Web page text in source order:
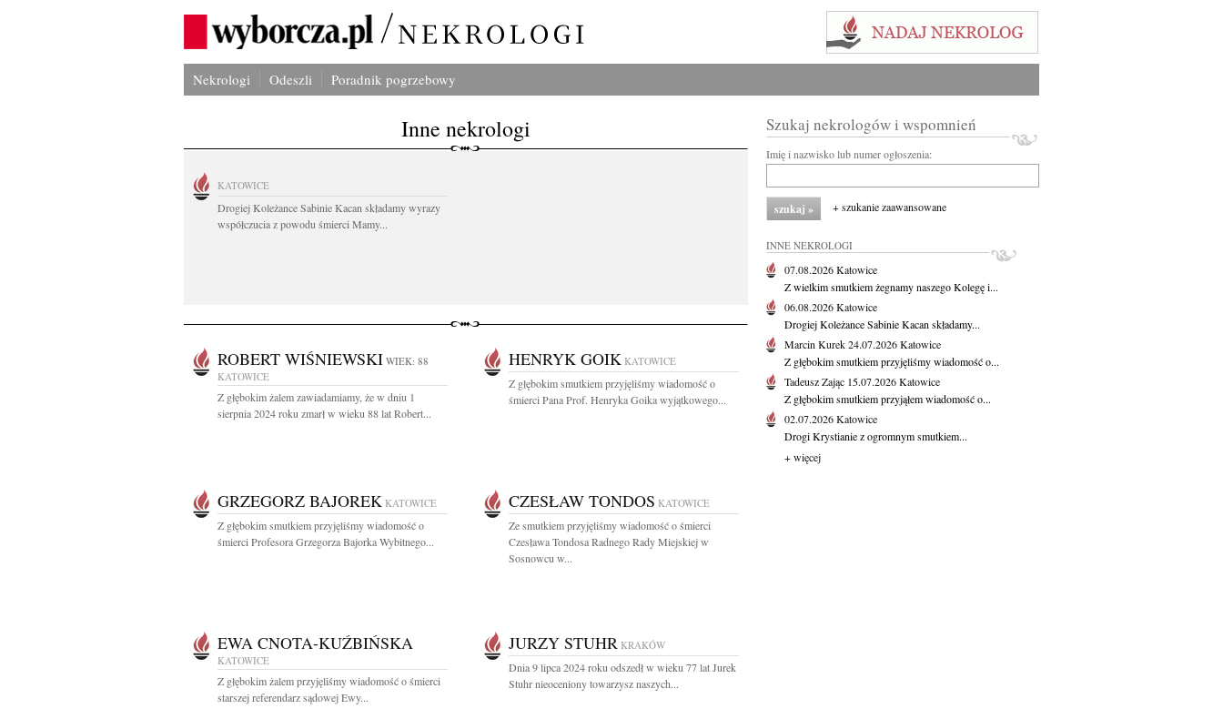
Nekrologi Odeszli Poradnik pogrzebowy
Inne nekrologi
KATOWICE
Drogiej Koleżance Sabinie Kacan składamy wyrazy
współczucia z powodu śmierci Mamy...
ROBERT WIŚNIEWSKI WIEK: 88
KATOWICE
Z głębokim żalem zawiadamiamy, że w dniu 1
sierpnia 2024 roku zmarł w wieku 88 lat Robert...
HENRYK GOIK KATOWICE
Z głębokim smutkiem przyjęliśmy wiadomość o
śmierci Pana Prof. Henryka Goika wyjątkowego...
GRZEGORZ BAJOREK KATOWICE
Z głębokim smutkiem przyjęliśmy wiadomość o
śmierci Profesora Grzegorza Bajorka Wybitnego...
CZESŁAW TONDOS KATOWICE
Ze smutkiem przyjęliśmy wiadomość o śmierci
Czesława Tondosa Radnego Rady Miejskiej w
Sosnowcu w...
EWA CNOTA-KUŹBIŃSKA
KATOWICE
Z głębokim żalem przyjęliśmy wiadomość o śmierci
starszej referendarz sądowej Ewy...
JURZY STUHR KRAKÓW
Dnia 9 lipca 2024 roku odszedł w wieku 77 lat Jurek
Stuhr nieoceniony towarzysz naszych...
Szukaj nekrologów i wspomnień
Imię i nazwisko lub numer ogłoszenia:
+ szukanie zaawansowane
INNE NEKROLOGI
07.08.2026Katowice
Z wielkim smutkiem żegnamy naszego Kolegę i...
06.08.2026Katowice
Drogiej Koleżance Sabinie Kacan składamy...
Marcin Kurek24.07.2026Katowice
Z głębokim smutkiem przyjęliśmy wiadomość o...
Tadeusz Zając 15.07.2026Katowice
Z głębokim smutkiem przyjąłem wiadomość o...
02.07.2026Katowice
Drogi Krystianie z ogromnym smutkiem...
+ więcej